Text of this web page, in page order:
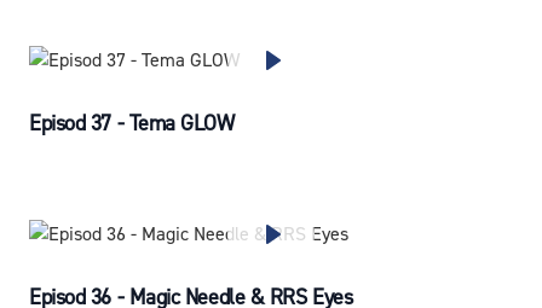
Episod 37 - Tema GLOW
Episod 36 - Magic Needle & RRS Eyes